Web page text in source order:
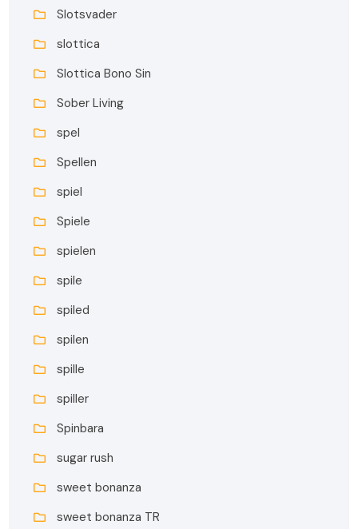
Slotsvader
slottica
Slottica Bono Sin
Sober Living
spel
Spellen
spiel
Spiele
spielen
spile
spiled
spilen
spille
spiller
Spinbara
sugar rush
sweet bonanza
sweet bonanza TR